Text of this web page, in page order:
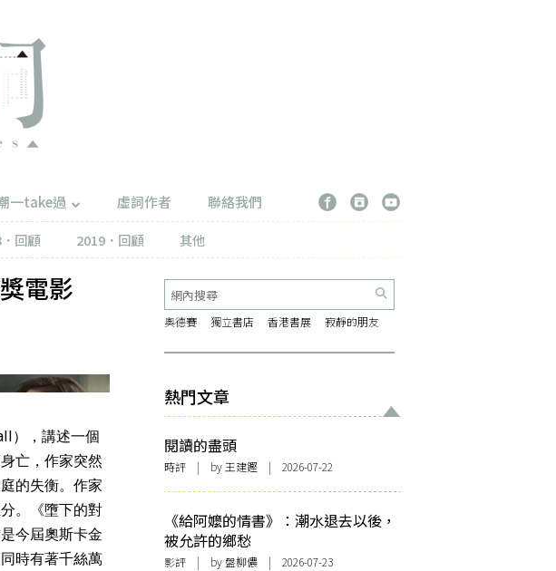
一take過 虛詞作者
聯絡我們
回顧 2019．回顧 其他
電影
），講述一個
亡，作家突然
的失衡。作家
。《墮下的對
今屆奧斯卡金
時有著千絲萬
奧德賽 獨立書店 香港書展 寂靜的朋友
熱門文章
閱讀的盡頭
時評 | by 王建鏗 | 2026-07-22
《給阿嬤的情書》：潮水退去以後，
被允許的鄉愁
影評 | by 盤柳儂 | 2026-07-23